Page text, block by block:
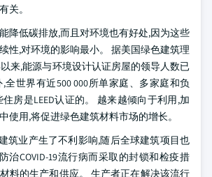
关。
降低碳排放,而且对环境也有好处,因为这些
性,对环境的影响最小。 据美国绿色建筑理
来,能源与环境设计认证房屋的领导人数已
,全世界有近500 000所单家庭、多家庭和负
房是LEED认证的。 越来越倾向于利用,加
使用,将促进绿色建筑材料市场的增长。
建筑业产生了不利影响,随后全球建筑项目也
治COVID-19流行病而采取的封锁和检疫措
料的生产和供应。 生产者正在解决该流行